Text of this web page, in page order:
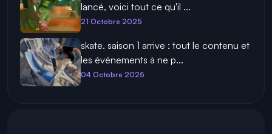
lancé, voici tout ce qu'il ...
21 Octobre 2025
skate. saison 1 arrive : tout le contenu et
les événements à ne p...
04 Octobre 2025